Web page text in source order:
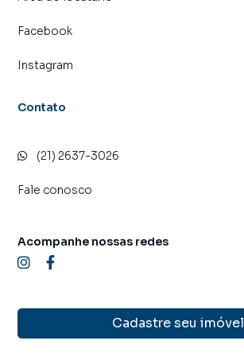
Facebook
Instagram
Contato
(21) 2637-3026
Fale conosco
Cadastre seu imóvel
Acompanhe nossas redes